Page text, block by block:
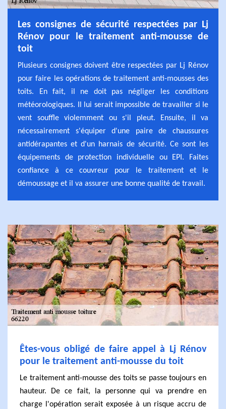
Les consignes de sécurité respectées par Lj
Rénov pour le traitement anti-mousse de
toit
Plusieurs consignes doivent être respectées par Lj Rénov
pour faire les opérations de traitement anti-mousses des
toits. En fait, il ne doit pas négliger les conditions
météorologiques. Il lui serait impossible de travailler si le
vent souffle violemment ou s'il pleut. Ensuite, il va
nécessairement s'équiper d'une paire de chaussures
antidérapantes et d'un harnais de sécurité. Ce sont les
équipements de protection individuelle ou EPI. Faites
confiance à ce couvreur pour le traitement et le
démoussage et il va assurer une bonne qualité de travail.
Êtes-vous obligé de faire appel à Lj Rénov
pour le traitement anti-mousse du toit
Le traitement anti-mousse des toits se passe toujours en
hauteur. De ce fait, la personne qui va prendre en
charge l'opération serait exposée à un risque accru de